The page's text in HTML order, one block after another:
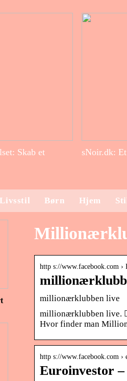
Skab et
sNoir.dk:
Livsstil Børn Hjem
http s://www.facebook.com ›
millionærklubben live
millionærklubben live.
Hvor finder man
http s://www.facebook.com ›
Euroinvestor